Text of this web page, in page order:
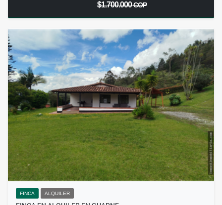
$1.700.000COP
FINCA ALQUILER